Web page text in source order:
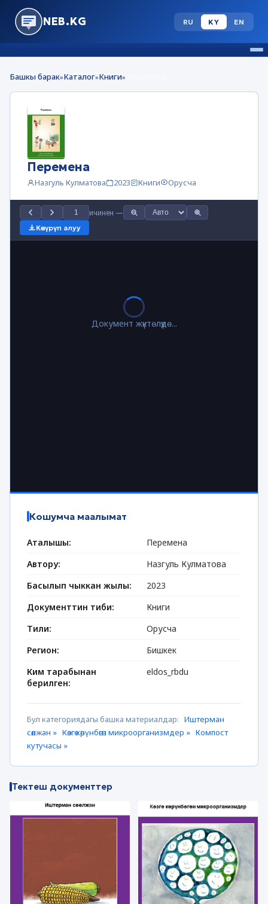
NEB.KG RU KY EN
Башкы барак»Каталог»Книги»
Перемена
Назгуль Кулматова 2023 Книги Орусча
ичинен —
Көчүрүп алуу
Документ жүктөлүүдө...
Кошумча маалымат
Аталышы:
Перемена
Автору:
Назгуль Кулматова
Басылып чыккан жылы:
2023
Документтин тиби:
Книги
Тили:
Орусча
Регион:
Бишкек
Ким тарабынан
берилген:
eldos_rbdu
Бул категориядагы башка материалдар: Иштерман
сөөлжан » Көзгө көрүнбөгөн микроорганизмдер » Компост
кутучасы »
Тектеш документтер